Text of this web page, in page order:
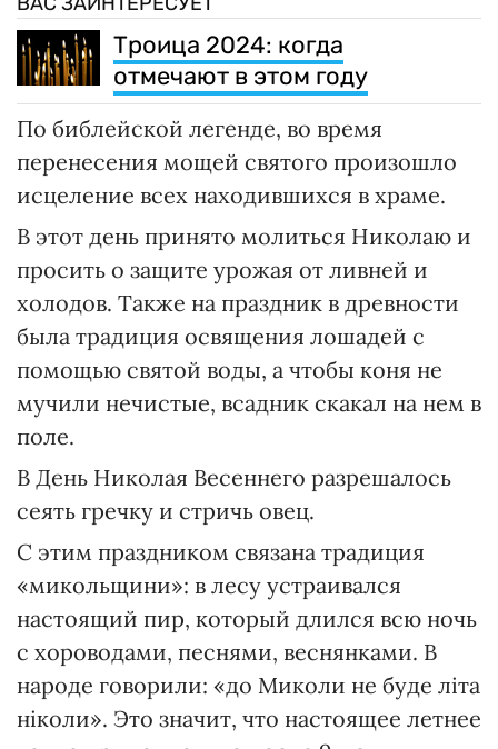
Троица 2024: когда
отмечают в этом году
По библейской легенде, во время
перенесения мощей святого произошло
исцеление всех находившихся в храме.
В этот день принято молиться Николаю и
просить о защите урожая от ливней и
холодов. Также на праздник в древности
была традиция освящения лошадей с
помощью святой воды, а чтобы коня не
мучили нечистые, всадник скакал на нем в
поле.
В День Николая Весеннего разрешалось
сеять гречку и стричь овец.
С этим праздником связана традиция
«микольщини»: в лесу устраивался
настоящий пир, который длился всю ночь
с хороводами, песнями, веснянками. В
народе говорили: «до Миколи не буде літа
ніколи». Это значит, что настоящее летнее